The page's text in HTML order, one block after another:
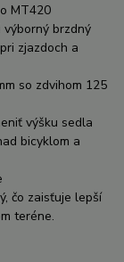
MT420
výborný brzdný
zjazdoch a
so zdvihom 125
výšku sedla
bicyklom a
čo zaisťuje lepší
teréne.